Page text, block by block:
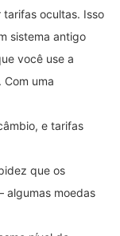
ocultas. Isso
sistema antigo
você use a
uma
e tarifas
que os
algumas moedas